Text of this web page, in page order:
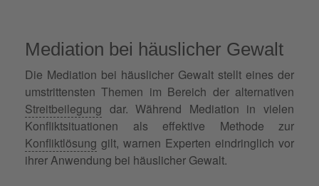
Mediation bei häuslicher Gewalt
Die Mediation bei häuslicher Gewalt stellt eines der
umstrittensten Themen im Bereich der alternativen
Streitbeilegung dar. Während Mediation in vielen
Konfliktsituationen als effektive Methode zur
Konfliktlösung gilt, warnen Experten eindringlich vor
ihrer Anwendung bei häuslicher Gewalt.